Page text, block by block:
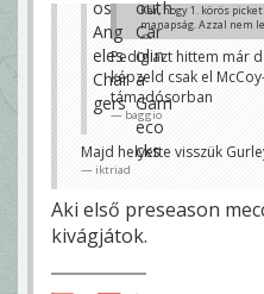
Kár, hogy 1. körös
manapság. Azzal nem
😀
iktriad
Pedig azt hittem már
képzeld csak el
támadósorban
baggio
Majd helyette visszük
iktriad
Aki első preseason
kivágjátok.